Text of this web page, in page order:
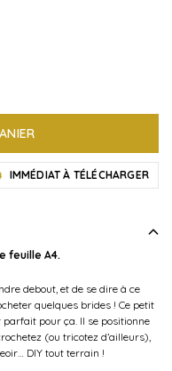
IMMÉDIAT À TÉLÉCHARGER
feuille A4.
debout, et de se dire à ce
quelques brides ! Ce petit
pour ça. Il se positionne
(ou tricotez d’ailleurs),
DIY tout terrain !